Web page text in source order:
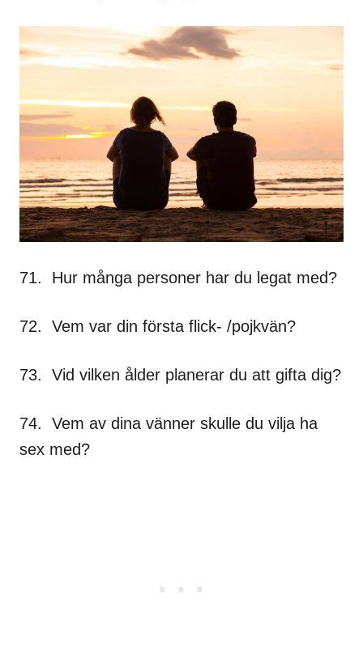
71. Hur många personer har du legat med?
72. Vem var din första flick- /pojkvän?
73. Vid vilken ålder planerar du att gifta dig?
74. Vem av dina vänner skulle du vilja ha
sex med?